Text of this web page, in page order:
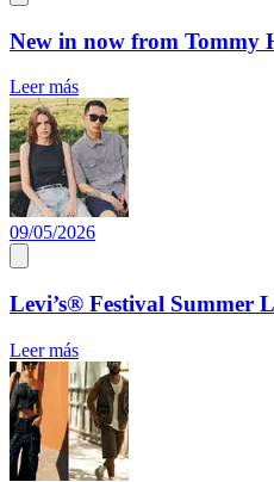
New in now from Tommy
Leer más
09/05/2026
Levi’s® Festival Summer
Leer más